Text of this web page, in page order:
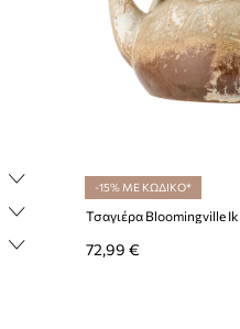
-15% ΜΕ ΚΩΔΙΚΟ*
Τσαγιέρα Bloomingville
72,99 €